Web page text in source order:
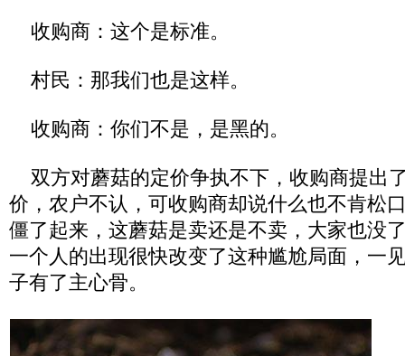
收购商：这个是标准。
村民：那我们也是这样。
收购商：你们不是，是黑的。
双方对蘑菇的定价争执不下，收购商提出
价，农户不认，可收购商却说什么也不肯松
僵了起来，这蘑菇是卖还是不卖，大家也没
一个人的出现很快改变了这种尴尬局面，一
子有了主心骨。